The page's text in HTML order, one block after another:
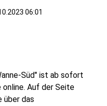
06:01
Süd" ist ab sofort
Auf der Seite
über das